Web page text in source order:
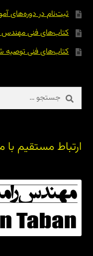
ثبت‌نام در دوره‌های
کتاب‌های فنی مهندس
کتاب‌های فنی توصیه
جستجو
برای:
ارتباط مستقیم